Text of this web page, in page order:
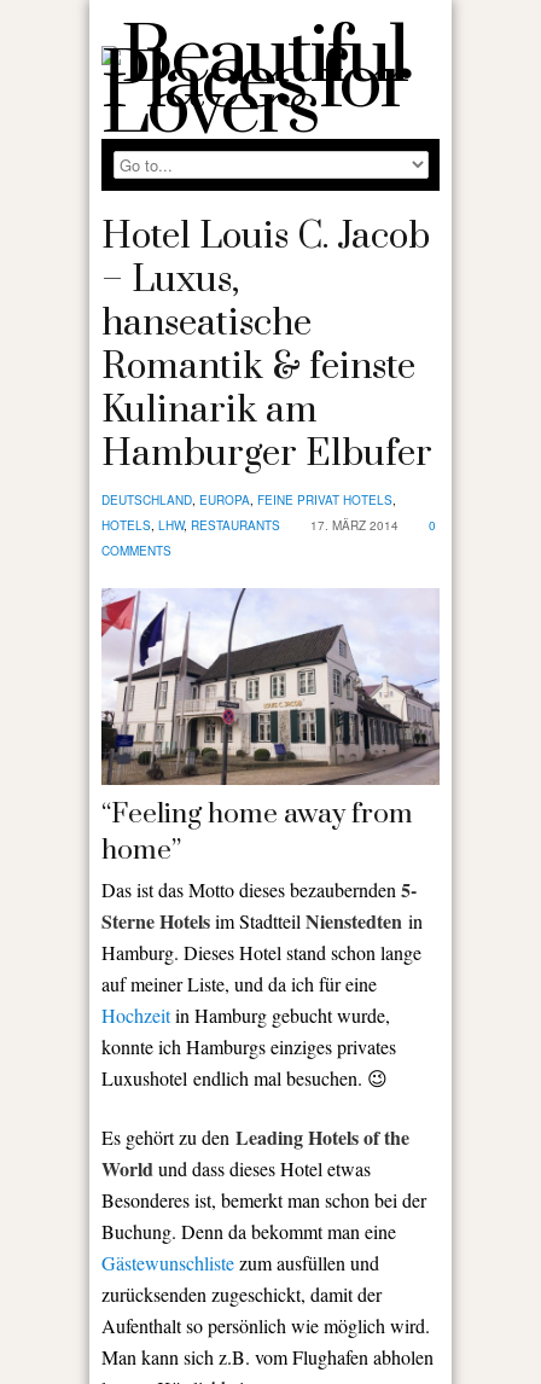
Hotel Louis C. Jacob
– Luxus,
hanseatische
Romantik & feinste
Kulinarik am
Hamburger Elbufer
DEUTSCHLAND, EUROPA, FEINE PRIVAT HOTELS,
HOTELS, LHW, RESTAURANTS 17. MÄRZ 2014
0
COMMENTS
“Feeling home away from
home”
Das ist das Motto dieses bezaubernden 5-
Sterne Hotelsim Stadtteil Nienstedten in
Hamburg. Dieses Hotel stand schon lange
auf meiner Liste, und da ich für eine
Hochzeitin Hamburg gebucht wurde,
konnte ich Hamburgs einziges privates
Luxushotel endlich mal besuchen. 😉
Es gehört zu den Leading Hotels of the
World und dass dieses Hotel etwas
Besonderes ist, bemerkt man schon bei der
Buchung. Denn da bekommt man eine
Gästewunschlistezum ausfüllen und
zurücksenden zugeschickt, damit der
Aufenthalt so persönlich wie möglich wird.
Man kann sich z.B. vom Flughafen abholen